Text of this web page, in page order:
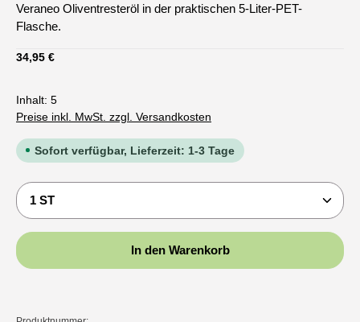
Veraneo Oliventresteröl in der praktischen 5-Liter-PET-
Flasche.
Regulärer Preis:
34,95 €
Inhalt: 5
Preise inkl. MwSt. zzgl. Versandkosten
Sofort verfügbar, Lieferzeit: 1-3 Tage
Produkt Anzahl: Gib den gewünschten Wert ein
In den Warenkorb